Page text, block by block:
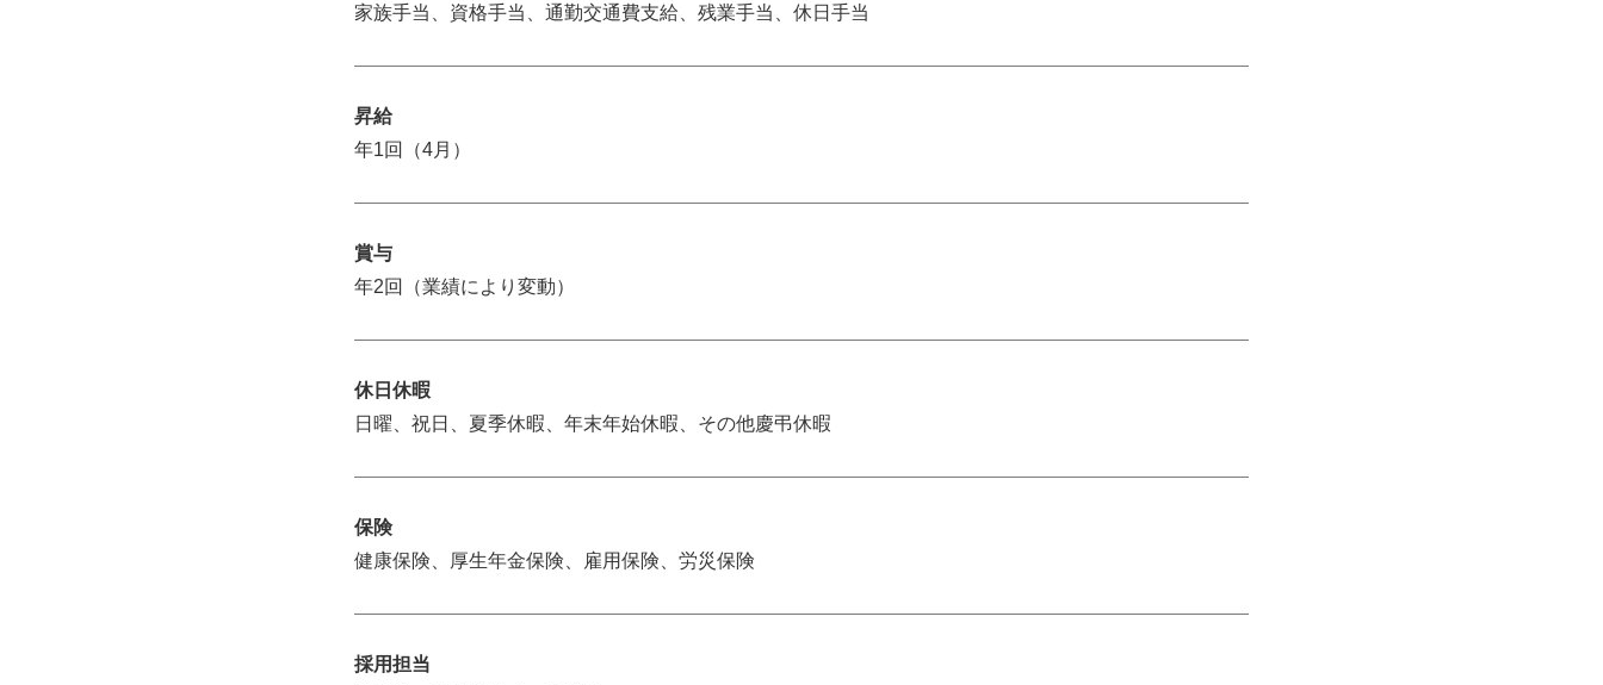
家族手当、資格手当、通勤交通費支給、残業手当、休日手当
昇給
年1回（4月）
賞与
年2回（業績により変動）
休日休暇
日曜、祝日、夏季休暇、年末年始休暇、その他慶弔休暇
保険
健康保険、厚生年金保険、雇用保険、労災保険
採用担当